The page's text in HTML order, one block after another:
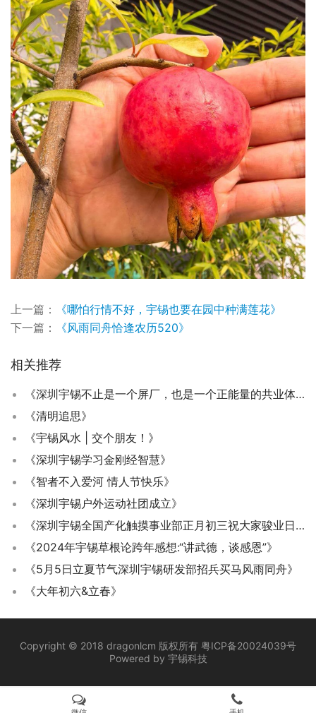
上一篇：
《哪怕行情不好，宇锡也要在园中种满莲花》
下一篇：
《风雨同舟恰逢农历520》
相关推荐
《深圳宇锡不止是一个屏厂，也是一个正能量的共业体系》
《清明追思》
《宇锡风水 | 交个朋友！》
《深圳宇锡学习金刚经智慧》
《智者不入爱河 情人节快乐》
《深圳宇锡户外运动社团成立》
《深圳宇锡全国产化触摸事业部正月初三祝大家骏业日新》
《2024年宇锡草根论跨年感想:“讲武德，谈感恩”》
《5月5日立夏节气深圳宇锡研发部招兵买马风雨同舟》
《大年初六&立春》
Copyright © 2018 dragonlcm 版权所有 粤ICP备20024039号
Powered by 宇锡科技